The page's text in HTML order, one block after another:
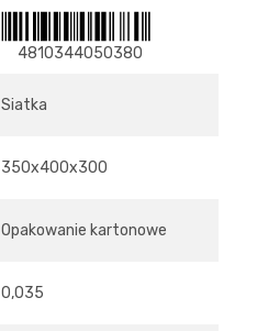
4810344050380
Siatka
350х400х300
Opakowanie kartonowe
0,035